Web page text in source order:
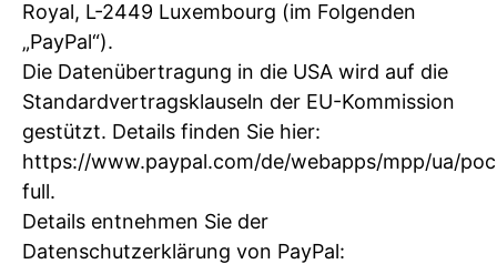
Royal, L-2449 Luxembourg (im Folgenden
„PayPal“).
Die Datenübertragung in die USA wird auf die
Standardvertragsklauseln der EU-Kommission
gestützt. Details finden Sie hier:
https://www.paypal.com/de/webapps/mpp/ua/
full.
Details entnehmen Sie der
Datenschutzerklärung von PayPal: